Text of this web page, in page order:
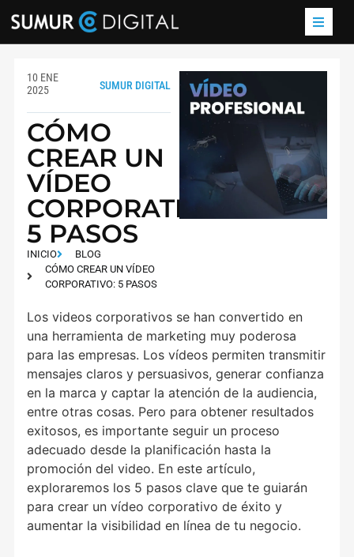
10 ENE
2025
SUMUR DIGITAL
CÓMO
CREAR UN
VÍDEO
CORPORATIVO:
5 PASOS
INICIO
BLOG
CÓMO CREAR UN VÍDEO
CORPORATIVO: 5 PASOS
Los videos corporativos se han convertido en
una herramienta de marketing muy poderosa
para las empresas. Los vídeos permiten transmitir
mensajes claros y persuasivos, generar confianza
en la marca y captar la atención de la audiencia,
entre otras cosas. Pero para obtener resultados
exitosos, es importante seguir un proceso
adecuado desde la planificación hasta la
promoción del video. En este artículo,
exploraremos los 5 pasos clave que te guiarán
para crear un vídeo corporativo de éxito y
aumentar la visibilidad en línea de tu negocio.